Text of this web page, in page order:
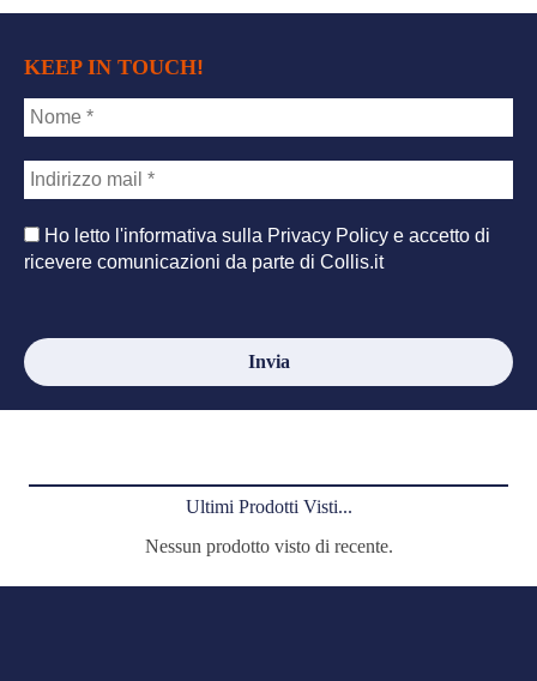
KEEP IN TOUCH!
Ho letto l'informativa sulla Privacy Policy e accetto di
ricevere comunicazioni da parte di Collis.it
Ultimi Prodotti Visti...
Nessun prodotto visto di recente.